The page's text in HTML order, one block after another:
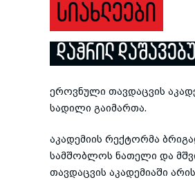
ᲡᲘᲐᲮᲚᲔᲔᲑᲘ
ᲓᲐᲭᲠᲘᲚ
ეროვნული თავდაცვის
სადილი გაიმართა.
აკადემიის რექტორმა
სამშობლოს ნათელი და
თავდაცვის აკადემიაში